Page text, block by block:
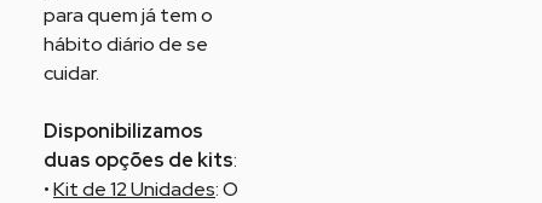
para quem já tem o
hábito diário de se
cuidar.
Disponibilizamos
duas opções de kits:
•Kit de 12 Unidades: O